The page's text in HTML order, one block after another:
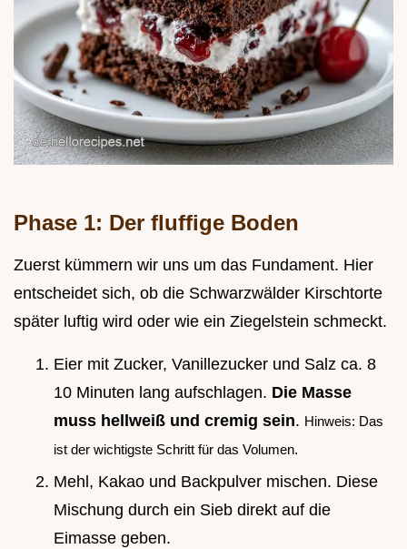
Phase 1: Der fluffige Boden
Zuerst kümmern wir uns um das Fundament. Hier
entscheidet sich, ob die Schwarzwälder Kirschtorte
später luftig wird oder wie ein Ziegelstein schmeckt.
Eier mit Zucker, Vanillezucker und Salz ca. 8
10 Minuten lang aufschlagen. Die Masse
muss hellweiß und cremig sein. Hinweis: Das
ist der wichtigste Schritt für das Volumen.
Mehl, Kakao und Backpulver mischen. Diese
Mischung durch ein Sieb direkt auf die
Eimasse geben.